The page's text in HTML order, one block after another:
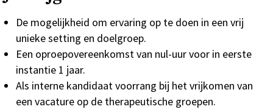
De mogelijkheid om ervaring op te doen in een vrij
unieke setting en doelgroep.
Een oproepovereenkomst van nul-uur voor in eerste
instantie 1 jaar.
Als interne kandidaat voorrang bij het vrijkomen van
een vacature op de therapeutische groepen.